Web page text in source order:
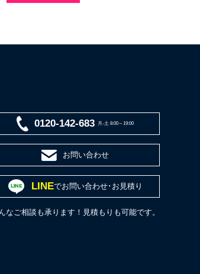
0120-142-683 月-土 8:00～19:00
お問い合わせ
LINEでお問い合わせ･お見積り
なご相談も承ります！見積もりも可能です。